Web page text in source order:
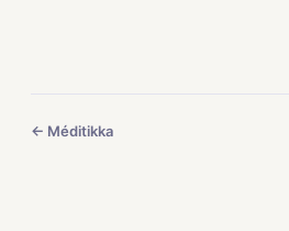
← Méditikka